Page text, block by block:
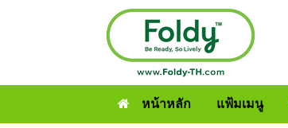
หน้าหลัก แฟ้มเมนู